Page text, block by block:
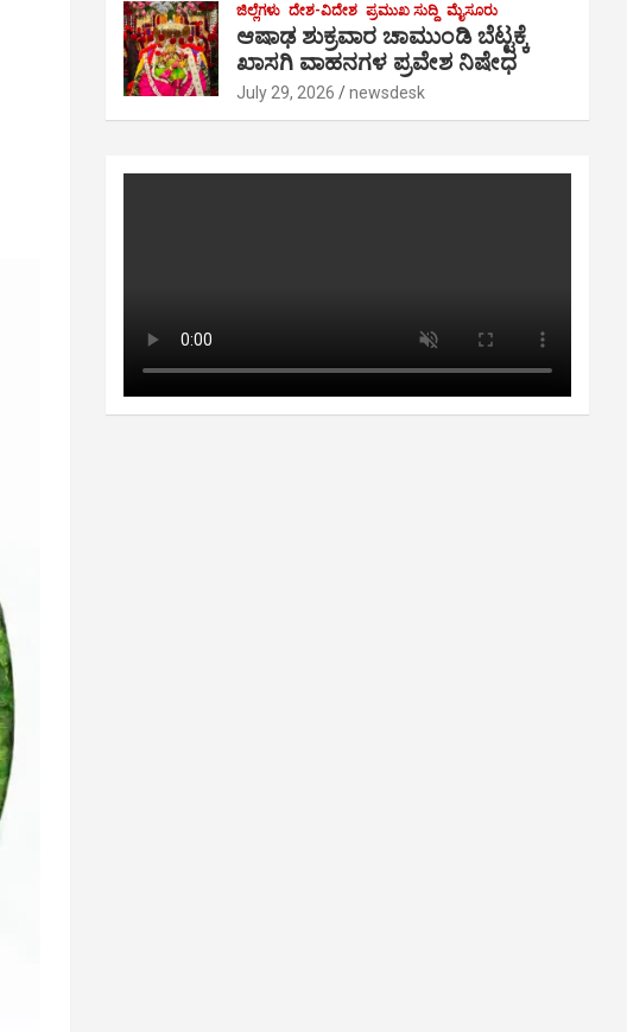
ಜಿಲ್ಲೆಗಳು ದೇಶ-ವಿದೇಶ ಪ್ರಮುಖ ಸುದ್ದಿ ಮೈಸೂರು
ಆಷಾಢ ಶುಕ್ರವಾರ ಚಾಮುಂಡಿ ಬೆಟ್ಟಕ್ಕೆ
ಖಾಸಗಿ ವಾಹನಗಳ ಪ್ರವೇಶ ನಿಷೇಧ
July 29, 2026 newsdesk